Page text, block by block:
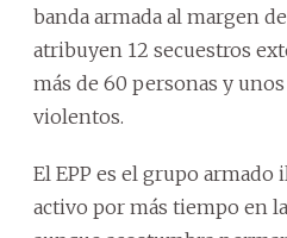
banda armada al margen de
atribuyen 12 secuestros
más de 60 personas y
violentos.
El EPP es el grupo armado
activo por más tiempo en